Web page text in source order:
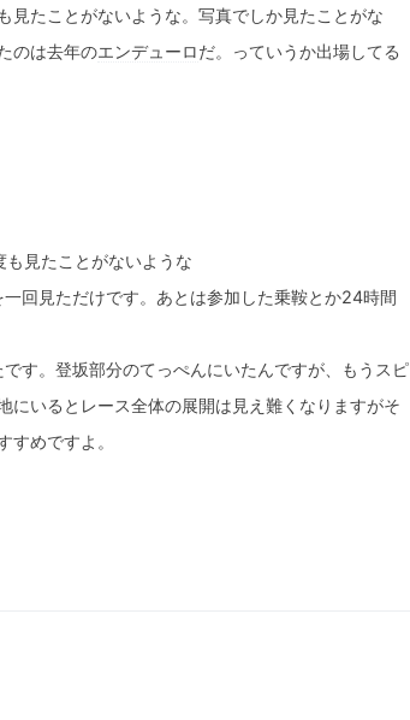
見たことがないような。写真でしか見たことがな
のは去年のエンデューロだ。っていうか出場してる
見たことがないような
回見ただけです。あとは参加した乗鞍とか24時間
す。登坂部分のてっぺんにいたんですが、もうスピ
にいるとレース全体の展開は見え難くなりますがそ
めですよ。